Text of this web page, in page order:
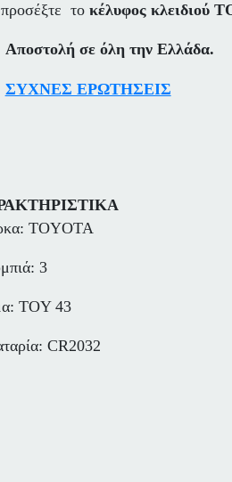
το κέλυφος κλειδιού
Αποστολή σε όλη την Ελλάδα.
ΣΥΧΝΕΣ ΕΡΩΤΗΣΕΙΣ
TOYOTA
3
TOY 43
CR2032